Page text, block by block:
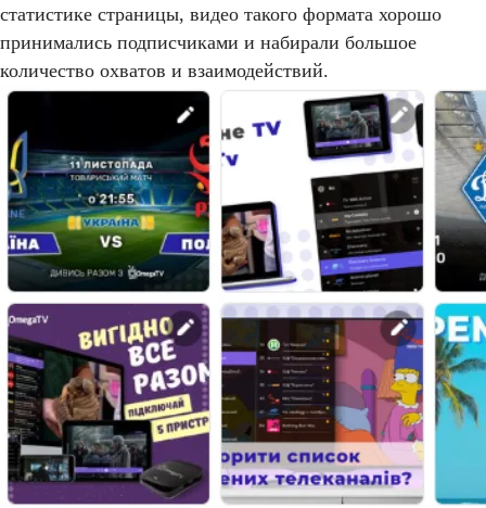
статистике страницы, видео такого формата хорошо
принимались подписчиками и набирали большое
количество охватов и взаимодействий.